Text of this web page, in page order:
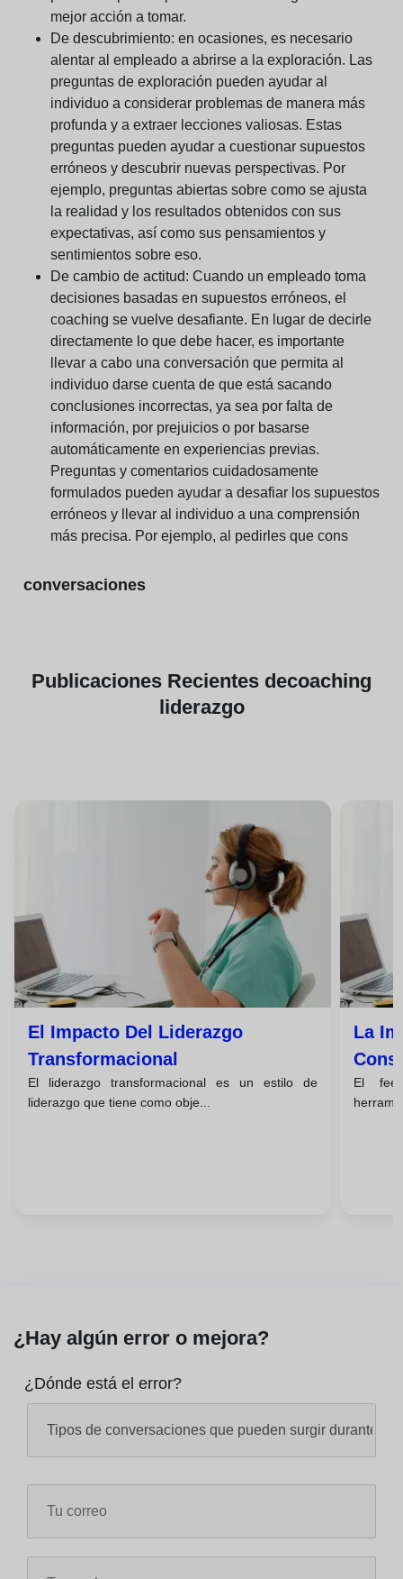
mejor acción a tomar.
De descubrimiento: en ocasiones, es necesario
alentar al empleado a abrirse a la exploración. Las
preguntas de exploración pueden ayudar al
individuo a considerar problemas de manera más
profunda y a extraer lecciones valiosas. Estas
preguntas pueden ayudar a cuestionar supuestos
erróneos y descubrir nuevas perspectivas. Por
ejemplo, preguntas abiertas sobre como se ajusta
la realidad y los resultados obtenidos con sus
expectativas, así como sus pensamientos y
sentimientos sobre eso.
De cambio de actitud: Cuando un empleado toma
decisiones basadas en supuestos erróneos, el
coaching se vuelve desafiante. En lugar de decirle
directamente lo que debe hacer, es importante
llevar a cabo una conversación que permita al
individuo darse cuenta de que está sacando
conclusiones incorrectas, ya sea por falta de
información, por prejuicios o por basarse
automáticamente en experiencias previas.
Preguntas y comentarios cuidadosamente
formulados pueden ayudar a desafiar los supuestos
erróneos y llevar al individuo a una comprensión
más precisa. Por ejemplo, al pedirles que cons
conversaciones
Publicaciones Recientes decoaching
liderazgo
El Impacto Del Liderazgo
Transformacional
El liderazgo transformacional es un estilo de
liderazgo que tiene como obje...
La
El
¿Hay algún error o mejora?
¿Dónde está el error?